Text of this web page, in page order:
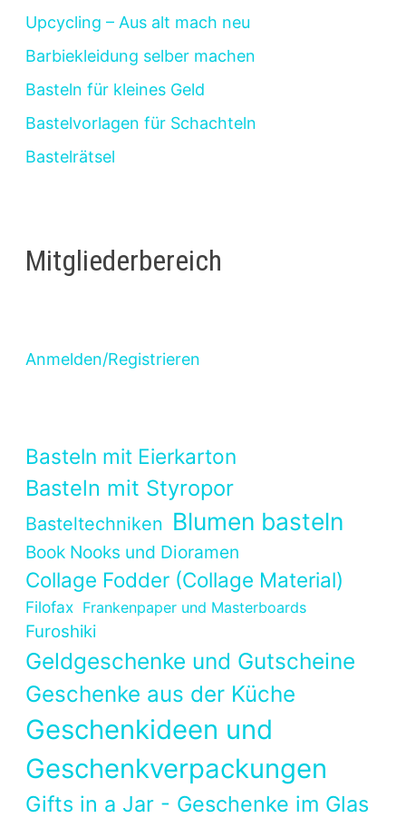
Upcycling – Aus alt mach neu
Barbiekleidung selber machen
Basteln für kleines Geld
Bastelvorlagen für Schachteln
Bastelrätsel
Mitgliederbereich
Anmelden/Registrieren
Basteln mit Eierkarton
Basteln mit Styropor
Basteltechniken Blumen basteln
Book Nooks und Dioramen
Collage Fodder (Collage Material)
Filofax Frankenpaper und Masterboards
Furoshiki
Geldgeschenke und Gutscheine
Geschenke aus der Küche
Geschenkideen und
Geschenkverpackungen
Gifts in a Jar - Geschenke im Glas